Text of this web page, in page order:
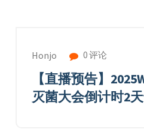
Honjo 0 评论
【直播预告】
灭菌大会倒计时2